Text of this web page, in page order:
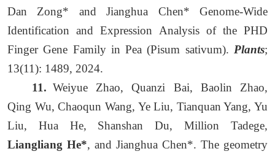
Dan Zong* and Jianghua Chen* Genome-Wide
Identification and Expression Analysis of the PHD
Finger Gene Family in Pea (Pisum sativum). Plants;
13(11): 1489, 2024.
11. Weiyue Zhao, Quanzi Bai, Baolin Zhao,
Qing Wu, Chaoqun Wang, Ye Liu, Tianquan Yang, Yu
Liu, Hua He, Shanshan Du, Million Tadege,
Liangliang He*, and Jianghua Chen*. The geometry